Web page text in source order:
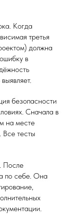
Когда
третья
должна
в
безопасности
Сначала в
на месте
тесты
После
по себе. Она